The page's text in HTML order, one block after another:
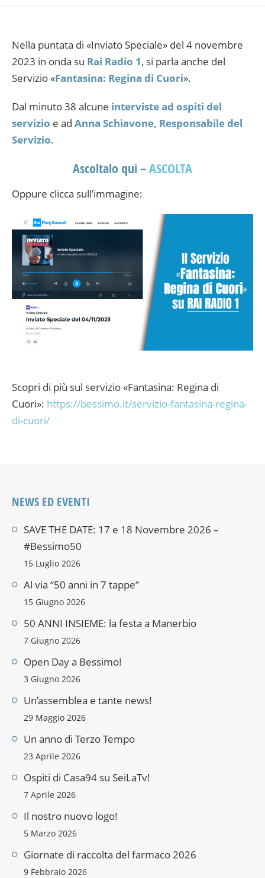
Nella puntata di «Inviato Speciale» del 4 novembre
2023 in onda su Rai Radio 1, si parla anche del
Servizio «Fantasina: Regina di Cuori».
Dal minuto 38 alcune interviste ad ospiti del
servizio e ad Anna Schiavone, Responsabile del
Servizio.
Ascoltalo qui –ASCOLTA
Oppure clicca sull’immagine:
Scopri di più sul servizio «Fantasina: Regina di
Cuori»: https://bessimo.it/servizio-fantasina-regina-
di-cuori/
NEWS ED EVENTI
SAVE THE DATE: 17 e 18 Novembre 2026 –
#Bessimo50
15 Luglio 2026
Al via “50 anni in 7 tappe”
15 Giugno 2026
50 ANNI INSIEME: la festa a Manerbio
7 Giugno 2026
Open Day a Bessimo!
3 Giugno 2026
Un’assemblea e tante news!
29 Maggio 2026
Un anno di Terzo Tempo
23 Aprile 2026
Ospiti di Casa94 su SeiLaTv!
7 Aprile 2026
Il nostro nuovo logo!
5 Marzo 2026
Giornate di raccolta del farmaco 2026
9 Febbraio 2026